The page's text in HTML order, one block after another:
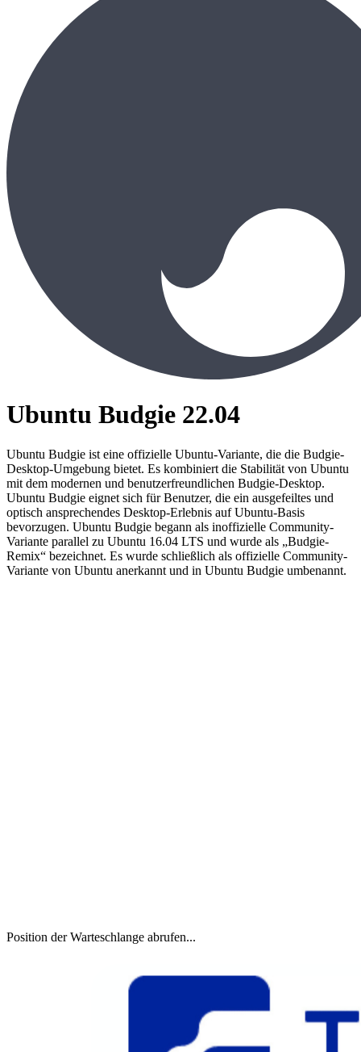
Ubuntu Budgie 22.04
Ubuntu Budgie ist eine offizielle Ubuntu-Variante, die die Budgie-
Desktop-Umgebung bietet. Es kombiniert die Stabilität von Ubuntu
mit dem modernen und benutzerfreundlichen Budgie-Desktop.
Ubuntu Budgie eignet sich für Benutzer, die ein ausgefeiltes und
optisch ansprechendes Desktop-Erlebnis auf Ubuntu-Basis
bevorzugen. Ubuntu Budgie begann als inoffizielle Community-
Variante parallel zu Ubuntu 16.04 LTS und wurde als „Budgie-
Remix“ bezeichnet. Es wurde schließlich als offizielle Community-
Variante von Ubuntu anerkannt und in Ubuntu Budgie umbenannt.
Position der Warteschlange abrufen...